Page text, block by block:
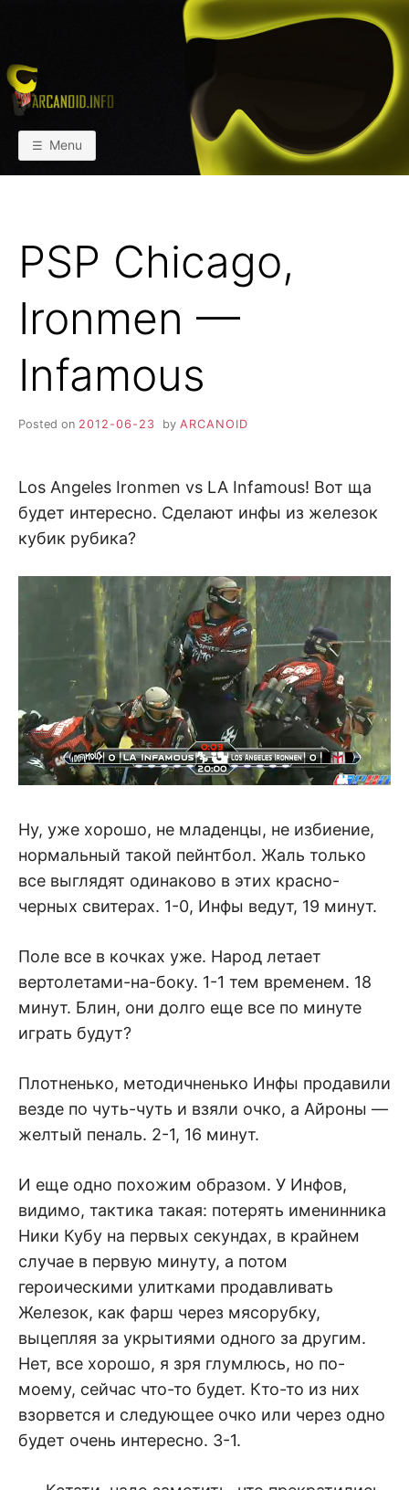
АРКАИНФО
Пейнтбол vs Paintball
Menu
PSP Chicago,
Ironmen —
Infamous
Posted on 2012-06-23 by ARCANOID
Los Angeles Ironmen vs LA Infamous! Вот ща
будет интересно. Сделают инфы из железок
кубик рубика?
Ну, уже хорошо, не младенцы, не избиение,
нормальный такой пейнтбол. Жаль только
все выглядят одинаково в этих красно-
черных свитерах. 1-0, Инфы ведут, 19 минут.
Поле все в кочках уже. Народ летает
вертолетами-на-боку. 1-1 тем временем. 18
минут. Блин, они долго еще все по минуте
играть будут?
Плотненько, методичненько Инфы продавили
везде по чуть-чуть и взяли очко, а Айроны —
желтый пеналь. 2-1, 16 минут.
И еще одно похожим образом. У Инфов,
видимо, тактика такая: потерять именинника
Ники Кубу на первых секундах, в крайнем
случае в первую минуту, а потом
героическими улитками продавливать
Железок, как фарш через мясорубку,
выцепляя за укрытиями одного за другим.
Нет, все хорошо, я зря глумлюсь, но по-
моему, сейчас что-то будет. Кто-то из них
взорвется и следующее очко или через одно
будет очень интересно. 3-1.